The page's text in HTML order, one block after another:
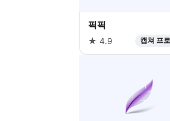
픽픽
★ 4.9 캡쳐 프